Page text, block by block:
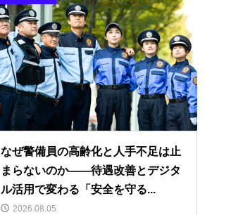
なぜ警備員の高齢化と人手不足は止
まらないのか――待遇改善とデジタ
ル活用で変わる「安全を守る...
2026.08.05